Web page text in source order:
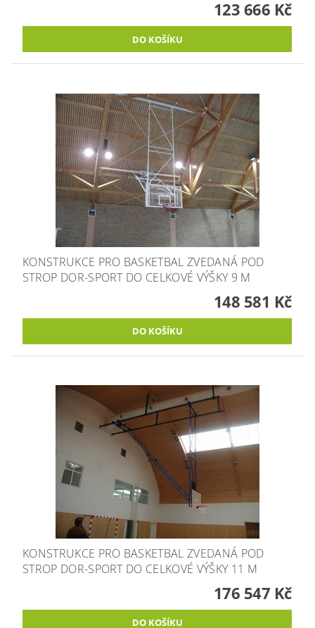
123 666 Kč
KONSTRUKCE PRO BASKETBAL ZVEDANÁ POD
STROP DOR-SPORT DO CELKOVÉ VÝŠKY 9 M
148 581 Kč
KONSTRUKCE PRO BASKETBAL ZVEDANÁ POD
STROP DOR-SPORT DO CELKOVÉ VÝŠKY 11 M
176 547 Kč